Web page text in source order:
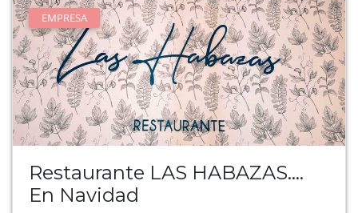
EMPRESA
Restaurante LAS HABAZAS….
En Navidad